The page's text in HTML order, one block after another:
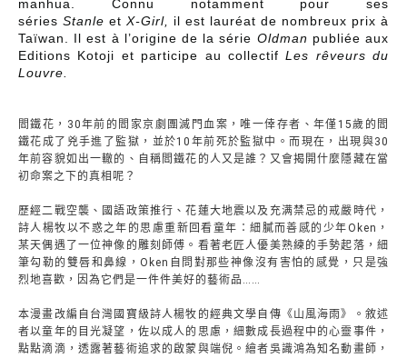
manhua. Connu notamment pour ses
séries Stanle et X-Girl,
il est lauréat de nombreux prix à
Taïwan. Il est à l’origine de la série Oldman publiée aux
Editions Kotoji et participe au collectifLes rêveurs du
Louvre.
閻鐵花，30年前的閻家京劇團滅門血案，唯一倖存者、年僅15歲的閻
鐵花成了兇手進了監獄，並於10年前死於監獄中。而現在，出現與30
年前容貌如出一轍的、自稱閻鐵花的人又是誰？又會揭開什麼隱藏在當
初命案之下的真相呢？
歷經二戰空襲、國語政策推行、花蓮大地震以及充满禁忌的戒嚴時代，
詩人楊牧以不惑之年的思慮重新回看童年：細膩而善感的少年Oken，
某天偶遇了一位神像的雕刻師傅。看著老匠人優美熟練的手勢起落，細
筆勾勒的雙唇和鼻線，Oken自問對那些神像沒有害怕的感覺，只是強
烈地喜歡，因為它們是一件件美好的藝術品……
本漫畫改編自台灣國寶級詩人楊牧的經典文學自傳《山風海雨》。敘述
者以童年的目光凝望，佐以成人的思慮，細數成長過程中的心靈事件，
點點滴滴，透露著藝術追求的啟蒙與端倪。繪者吳識鴻為知名動畫師，